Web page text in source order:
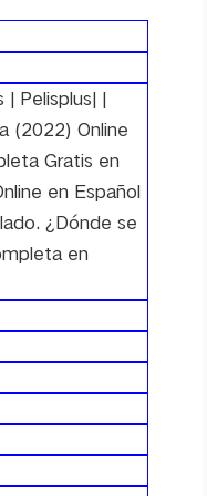
| Pelisplus| |
(2022) Online
Gratis en
en Español
¿Dónde se
en